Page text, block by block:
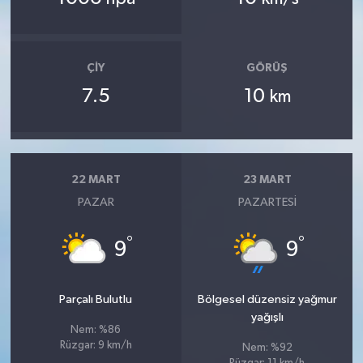
ÇIY
7.5
GÖRÜŞ
10 km
22 MART
PAZAR
9°
Parçalı Bulutlu
Nem: %86
Rüzgar: 9 km/h
23 MART
PAZARTESI
9°
Bölgesel düzensiz yağmur
yağışlı
Nem: %92